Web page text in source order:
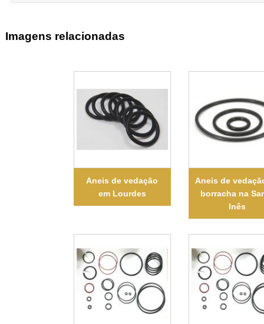
Imagens relacionadas
Aneis de vedação
em Lourdes
Aneis de
borracha na
Inês